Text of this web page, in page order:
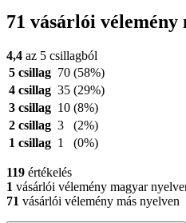
71 vásárlói vélemény
4,4 az 5 csillagból
5 csillag 70 (58%)
4 csillag 35 (29%)
3 csillag 10 (8%)
2 csillag 3
(2%)
1 csillag 1 (0%)
119 értékelés
1 vásárlói vélemény magyar
71 vásárlói vélemény más nyelven